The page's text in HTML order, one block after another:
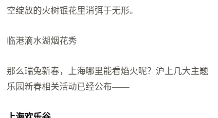
空绽放的火树银花里消弭于无形。
临港滴水湖烟花秀
那么瑞兔新春，上海哪里能看焰火呢？沪上几大主题
乐园新春相关活动已经公布——